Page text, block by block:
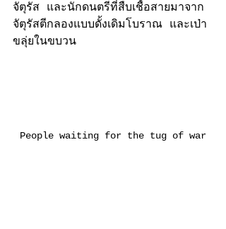
จัตุรัส และนักดนตรีที่สืบเชื้อสายมาจาก
จัตุรัสตีกลองแบบดั้งเดิมโบราณ และเป่า
ขลุ่ยในขบวน
People waiting for the tug of war